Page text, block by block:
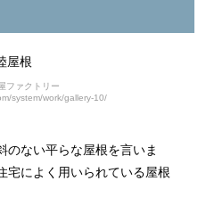
ファクトリー
system/work/gallery-10/
のない平らな屋根を言いま
宅によく用いられている屋根